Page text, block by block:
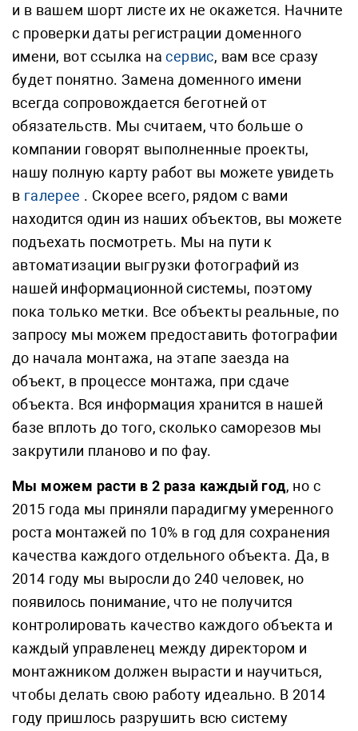
и в вашем шорт листе их не окажется. Начните
с проверки даты регистрации доменного
имени, вот ссылка насервис, вам все сразу
будет понятно. Замена доменного имени
всегда сопровождается беготней от
обязательств. Мы считаем, что больше о
компании говорят выполненные проекты,
нашу полную карту работ вы можете увидеть
в галерее . Скорее всего, рядом с вами
находится один из наших объектов, вы можете
подъехать посмотреть. Мы на пути к
автоматизации выгрузки фотографий из
нашей информационной системы, поэтому
пока только метки. Все объекты реальные, по
запросу мы можем предоставить фотографии
до начала монтажа, на этапе заезда на
объект, в процессе монтажа, при сдаче
объекта. Вся информация хранится в нашей
базе вплоть до того, сколько саморезов мы
закрутили планово и по фау.
Мы можем расти в 2 раза каждый год, но с
2015 года мы приняли парадигму умеренного
роста монтажей по 10% в год для сохранения
качества каждого отдельного объекта. Да, в
2014 году мы выросли до 240 человек, но
появилось понимание, что не получится
контролировать качество каждого объекта и
каждый управленец между директором и
монтажником должен вырасти и научиться,
чтобы делать свою работу идеально. В 2014
году пришлось разрушить всю систему